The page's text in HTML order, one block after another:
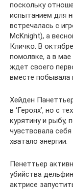
поскольку
испытанием для
встречалась с
McKnight), а
Кличко. В
помолвке, а в мае
ждет своего
вместе побывала
Хейден
в ‘Героях’, но с
курятину и рыбу,
чувствовала
хватало энергии.
Пенеттьер
убийства
актрисе